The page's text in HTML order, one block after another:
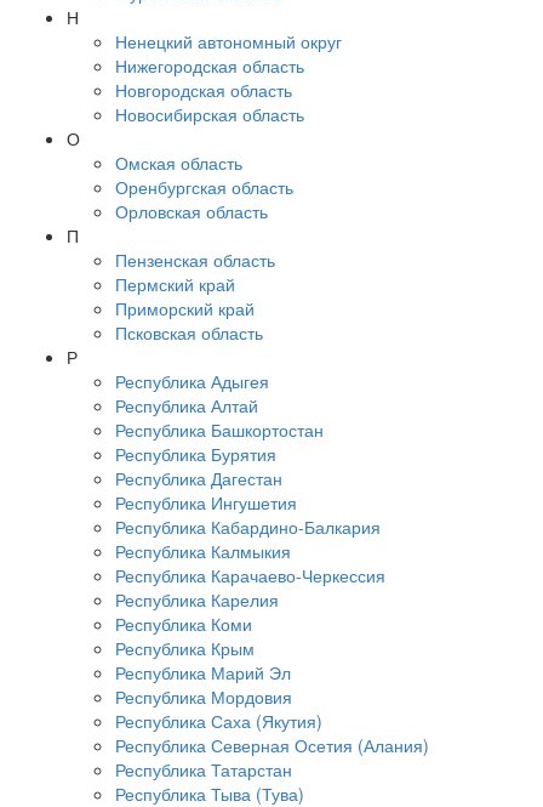
Н
Ненецкий автономный округ
Нижегородская область
Новгородская область
Новосибирская область
О
Омская область
Оренбургская область
Орловская область
П
Пензенская область
Пермский край
Приморский край
Псковская область
Р
Республика Адыгея
Республика Алтай
Республика Башкортостан
Республика Бурятия
Республика Дагестан
Республика Ингушетия
Республика Кабардино-Балкария
Республика Калмыкия
Республика Карачаево-Черкессия
Республика Карелия
Республика Коми
Республика Крым
Республика Марий Эл
Республика Мордовия
Республика Саха (Якутия)
Республика Северная Осетия (Алания)
Республика Татарстан
Республика Тыва (Тува)